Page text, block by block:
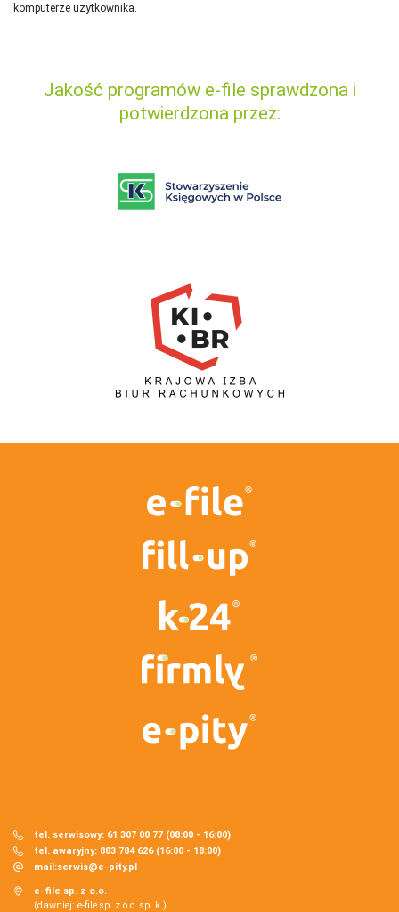
komputerze użytkownika.
Jakość programów e-file sprawdzona i
potwierdzona przez:
tel. serwisowy: 61 307 00 77 (08:00 - 16:00)
tel. awaryjny: 883 784 626 (16:00 - 18:00)
mail:serwis@e-pity.pl
e-file sp. z o.o.
(dawniej: e-file sp. z o.o. sp. k.)